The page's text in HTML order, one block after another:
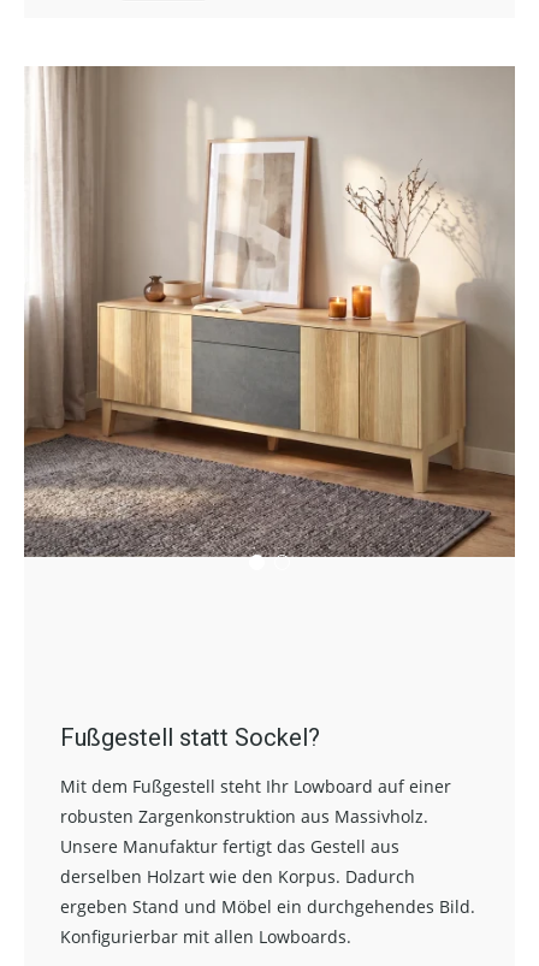
Fußgestell statt Sockel?
Mit dem Fußgestell steht Ihr Lowboard auf einer
robusten Zargenkonstruktion aus Massivholz.
Unsere Manufaktur fertigt das Gestell aus
derselben Holzart wie den Korpus. Dadurch
ergeben Stand und Möbel ein durchgehendes Bild.
Konfigurierbar mit allen Lowboards.